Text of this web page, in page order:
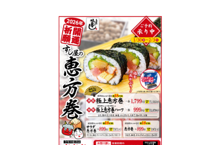
海老どて食堂
IRライブラリトップ
決算短信
決算説明資料
有価証券報告書等法定開示資料
株主通信
株主総会関連資料
その他IR資料
IRカレンダー
株価情報
電子公告
IRお問い合わせ
サイトマップ